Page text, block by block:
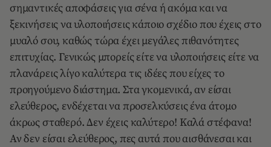
σημαντικές αποφάσεις για σένα ή ακόμα και να
ξεκινήσεις να υλοποιήσεις κάποιο σχέδιο που έχεις στο
μυαλό σου, καθώς τώρα έχει μεγάλες πιθανότητες
επιτυχίας. Γενικώς μπορείς είτε να υλοποιήσεις είτε να
πλανάρεις λίγο καλύτερα τις ιδέες που είχες το
προηγούμενο διάστημα. Στα γκομενικά, αν είσαι
ελεύθερος, ενδέχεται να προσελκύσεις ένα άτομο
άκρως σταθερό. Δεν έχεις καλύτερο! Καλά στέφανα!
Αν δεν είσαι ελεύθερος, πες αυτά που αισθάνεσαι και